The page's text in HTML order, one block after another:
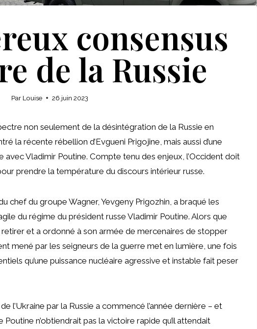
consensus
de la Russie
Par Louise 26 juin 2023
non seulement de la désintégration de la Russie en
la récente rébellion d’Evgueni Prigojine, mais aussi d’une
Vladimir Poutine. Compte tenu des enjeux, l’Occident doit
prendre la température du discours intérieur russe.
chef du groupe Wagner, Yevgeny Prigozhin, a braqué les
du régime du président russe Vladimir Poutine. Alors que
et a ordonné à son armée de mercenaires de stopper
mené par les seigneurs de la guerre met en lumière, une fois
qu’une puissance nucléaire agressive et instable fait peser
l’Ukraine par la Russie a commencé l’année dernière – et
n’obtiendrait pas la victoire rapide qu’il attendait